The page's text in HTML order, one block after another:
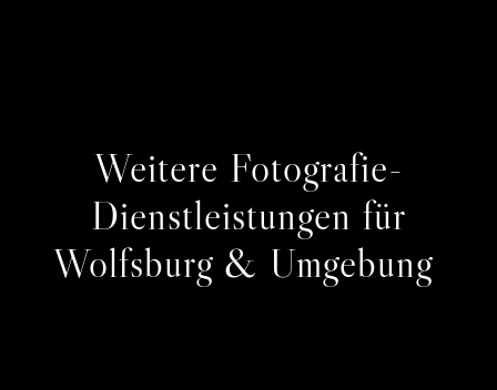
Weitere Fotografie-
Dienstleistungen für
Wolfsburg & Umgebung